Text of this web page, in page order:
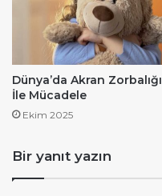
Dünya’da Akran Zorbalığı
İle Mücadele
Ekim 2025
Bir yanıt yazın